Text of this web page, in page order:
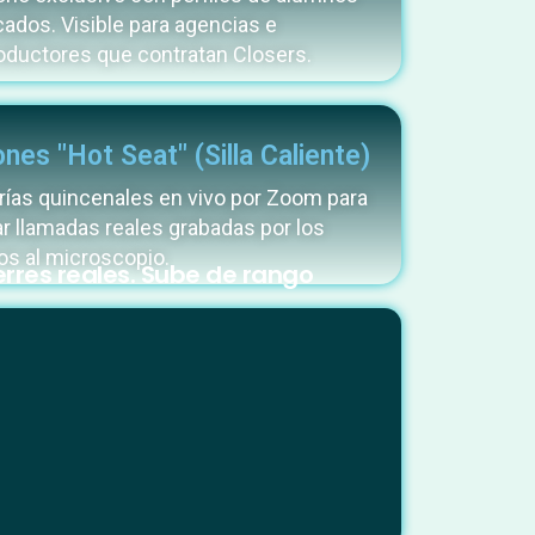
Visible para agencias e
que contratan Closers.
"Hot Seat" (Silla Caliente)
quincenales en vivo por Zoom para
llamadas reales grabadas por los
al microscopio.
reales. Sube de rango